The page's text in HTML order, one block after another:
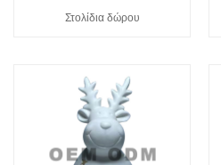
Στολίδια δώρου